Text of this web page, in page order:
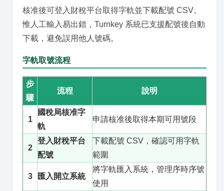
核准後可登入財稅平台取得字軌並下載配號 CSV。
惟人工輸入易出錯，Turnkey 系統已支援配號後自動
下載，避免誤用他人號碼。
字軌取號流程
步
驟
流程 說明
1
國稅局核准字
軌
申請核准後取得本期可用號段
2
登入財稅平台
配號
下載配號 CSV，確認可用字軌
範圍
3 匯入開立系統
將字軌匯入系統，管理序時序號
使用